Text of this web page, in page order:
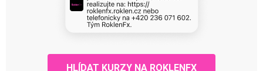
HLÍDAT KURZY NA ROKLENFX